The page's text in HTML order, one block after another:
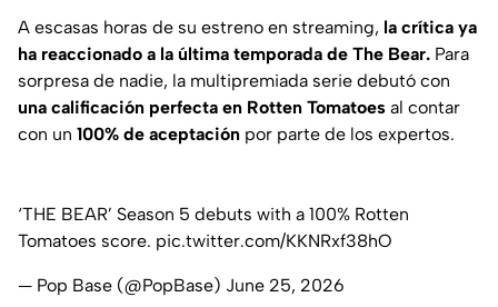
A escasas horas de su estreno en streaming, la crítica ya
ha reaccionado a la última temporada de The Bear. Para
sorpresa de nadie, la multipremiada serie debutó con
una calificación perfecta en Rotten Tomatoes al contar
con un 100% de aceptación por parte de los expertos.
‘THE BEAR’ Season 5 debuts with a 100% Rotten
Tomatoes score. pic.twitter.com/KKNRxf38hO
— Pop Base (@PopBase) June 25, 2026